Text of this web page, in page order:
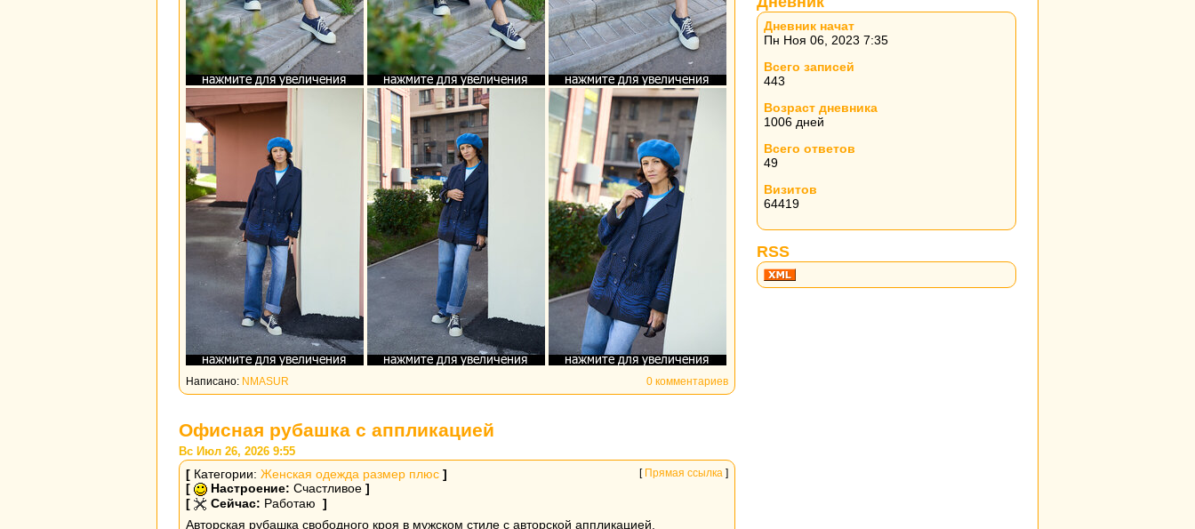
Написано: NMASUR 0 комментариев
Офисная рубашка с аппликацией
Вс Июл 26, 2026 9:55
[ Прямая ссылка ]
[ Категории: Женская одежда размер плюс ]
[
Настроение: Счастливое ]
[
Сейчас: Работаю ]
Авторская рубашка свободного кроя в мужском стиле с авторской аппликацией.
Дневник начат
Пн Ноя 06, 2023 7:35
Всего записей
443
Возраст дневника
1006 дней
Всего ответов
49
Визитов
64419
RSS